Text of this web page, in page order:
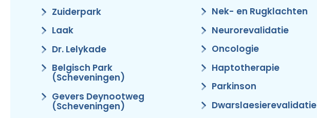
Zuiderpark
Laak
Dr. Lelykade
Belgisch Park
(Scheveningen)
Gevers Deynootweg
(Scheveningen)
Nek- en Rugklachten
Neurorevalidatie
Oncologie
Haptotherapie
Parkinson
Dwarslaesierevalidatie